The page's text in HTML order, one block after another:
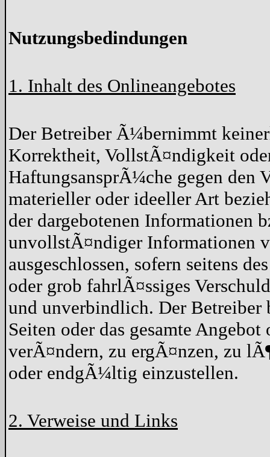
Nutzungsbedindungen
1. Inhalt des Onlineangebotes
Der Betreiber Ã¼bernimmt
Korrektheit, VollstÃ¤ndigkeit
HaftungsansprÃ¼che gegen den
materieller oder ideeller Art
der dargebotenen Informationen
unvollstÃ¤ndiger Informationen
ausgeschlossen, sofern seitens
oder grob fahrlÃ¤ssiges
und unverbindlich. Der
Seiten oder das gesamte
verÃ¤ndern, zu ergÃ¤nzen, zu
oder endgÃ¼ltig einzustellen.
2. Verweise und Links